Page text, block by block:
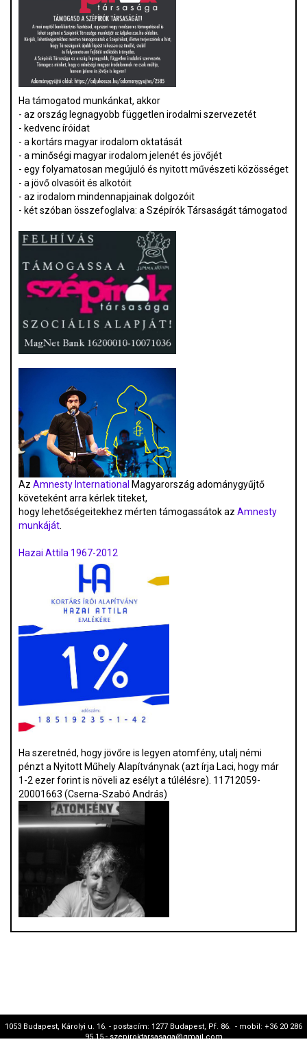
Ha támogatod munkánkat, akkor
- az ország legnagyobb független irodalmi szervezetét
- kedvenc íróidat
- a kortárs magyar irodalom oktatását
- a minőségi magyar irodalom jelenét és jövőjét
- egy folyamatosan megújuló és nyitott művészeti közösséget
- a jövő olvasóit és alkotóit
- az irodalom mindennapjainak dolgozóit
- két szóban összefoglalva: a Szépírók Társaságát támogatod
Az Amnesty International Magyarország adománygyűjtő
követeként arra kérlek titeket,
hogy lehetőségeitekhez mérten támogassátok az Amnesty
munkáját
Hazai Attila 1967-2012
Ha szeretnéd, hogy jövőre is legyen atomfény, utalj némi
pénzt a Nyitott Műhely Alapítványnak (azt írja Laci, hogy már
1-2 ezer forint is növeli az esélyt a túlélésre). 11712059-
20001663 (Cserna-Szabó András)
1053 Budapest, Károlyi u. 16. - postacím: 1277 Budapest, Pf. 86. - mobil: +36 20 286
95 15 - szepiroktarsasaga@gmail.com